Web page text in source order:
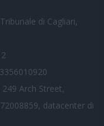
di Cagliari,
Arch Street,
datacenter di